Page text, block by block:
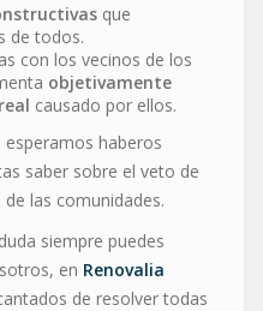
que
de todos.
con los vecinos de los
objetivamente
causado por ellos.
haberos
saber sobre el veto de
las comunidades.
siempre puedes
en Renovalia
de resolver todas